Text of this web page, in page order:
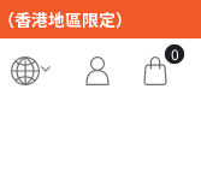
香港地區限定）
0